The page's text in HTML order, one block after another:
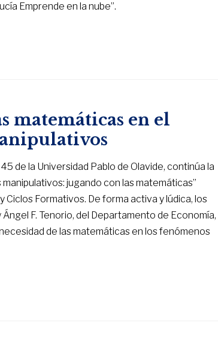
Emprende en la nube”.
matemáticas en el
de la Universidad Pablo de Olavide, continúa la
jugando con las matemáticas”
Formativos. De forma activa y lúdica, los
F. Tenorio, del Departamento de Economía,
de las matemáticas en los fenómenos